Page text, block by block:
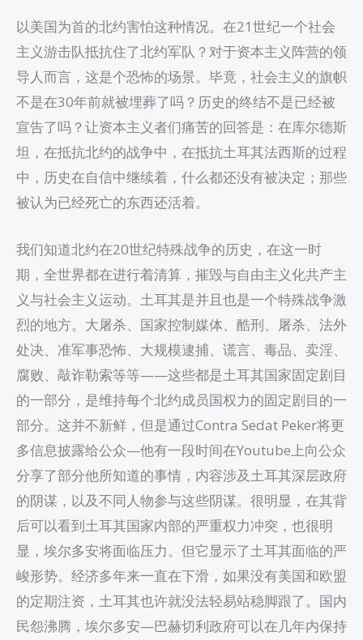
以美国为首的北约害怕这种情况。在21世纪一个社会
主义游击队抵抗住了北约军队？对于资本主义阵营的领
导人而言，这是个恐怖的场景。毕竟，社会主义的旗帜
不是在30年前就被埋葬了吗？历史的终结不是已经被
宣告了吗？让资本主义者们痛苦的回答是：在库尔德斯
坦，在抵抗北约的战争中，在抵抗土耳其法西斯的过程
中，历史在自信中继续着，什么都还没有被决定；那些
被认为已经死亡的东西还活着。
我们知道北约在20世纪特殊战争的历史，在这一时
期，全世界都在进行着清算，摧毁与自由主义化共产主
义与社会主义运动。土耳其是并且也是一个特殊战争激
烈的地方。大屠杀、国家控制媒体、酷刑、屠杀、法外
处决、准军事恐怖、大规模逮捕、谎言、毒品、卖淫、
腐败、敲诈勒索等等——这些都是土耳其国家固定剧目
的一部分，是维持每个北约成员国权力的固定剧目的一
部分。这并不新鲜，但是通过Contra Sedat Peker将更
多信息披露给公众—他有一段时间在Youtube上向公众
分享了部分他所知道的事情，内容涉及土耳其深层政府
的阴谋，以及不同人物参与这些阴谋。很明显，在其背
后可以看到土耳其国家内部的严重权力冲突，也很明
显，埃尔多安将面临压力。但它显示了土耳其面临的严
峻形势。经济多年来一直在下滑，如果没有美国和欧盟
的定期注资，土耳其也许就没法轻易站稳脚跟了。国内
民怨沸腾，埃尔多安—巴赫切利政府可以在几年内保持